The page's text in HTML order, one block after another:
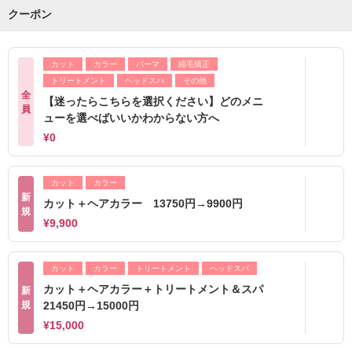
クーポン
全
員
カット カラー パーマ
縮毛矯正
トリートメント
ヘッドスパ その他
【迷ったらこちらを選択ください】どのメニ
ューを選べばいいかわからない方へ
¥0
新
規
カット カラー
カット＋ヘアカラー 13750円→9900円
¥9,900
新
規
カット カラー トリートメント ヘッドスパ
カット＋ヘアカラー＋トリートメント＆スパ
21450円→15000円
¥15,000